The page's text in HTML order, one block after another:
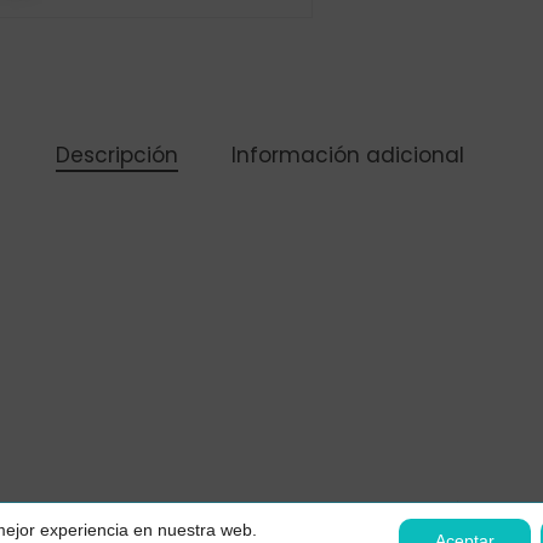
Descripción Información adicional
Contacto Aviso legal Política de
Declaración de accesibilidad
experiencia en nuestra web.